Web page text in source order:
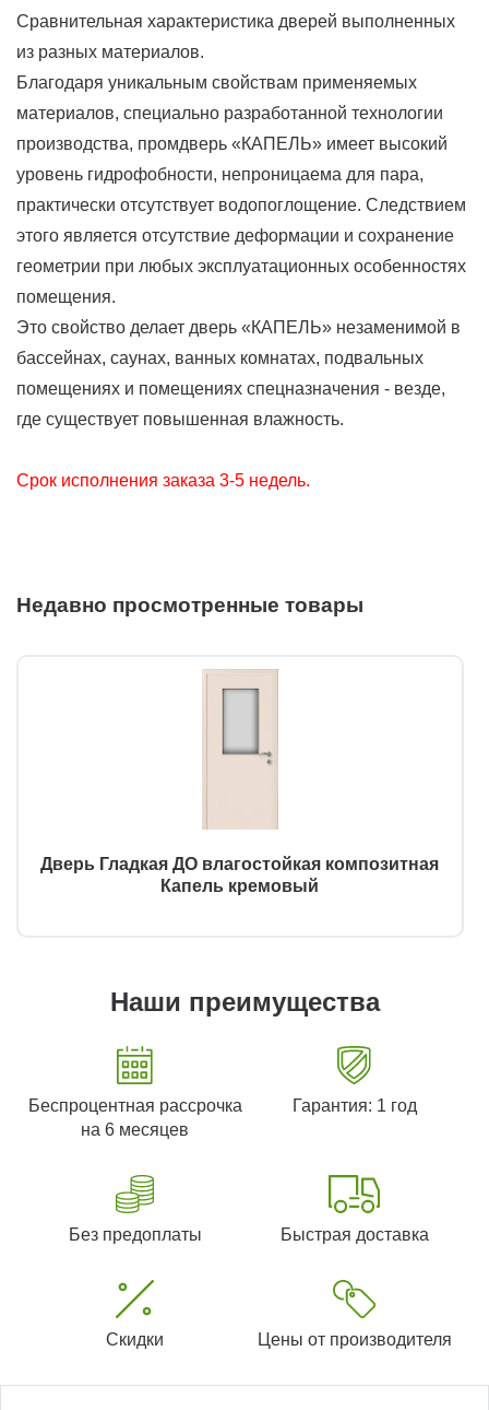
Сравнительная характеристика дверей выполненных
из разных материалов.
Благодаря уникальным свойствам применяемых
материалов, специально разработанной технологии
производства, промдверь «КАПЕЛЬ» имеет высокий
уровень гидрофобности, непроницаема для пара,
практически отсутствует водопоглощение. Следствием
этого является отсутствие деформации и сохранение
геометрии при любых эксплуатационных особенностях
помещения.
Это свойство делает дверь «КАПЕЛЬ» незаменимой в
бассейнах, саунах, ванных комнатах, подвальных
помещениях и помещениях спецназначения - везде,
где существует повышенная влажность.
Срок исполнения заказа 3-5 недель.
Недавно просмотренные товары
Дверь Гладкая ДО влагостойкая композитная
Капель кремовый
Наши преимущества
Беспроцентная рассрочка
на 6 месяцев
Гарантия: 1 год
Без предоплаты Быстрая доставка
Скидки Цены от производителя